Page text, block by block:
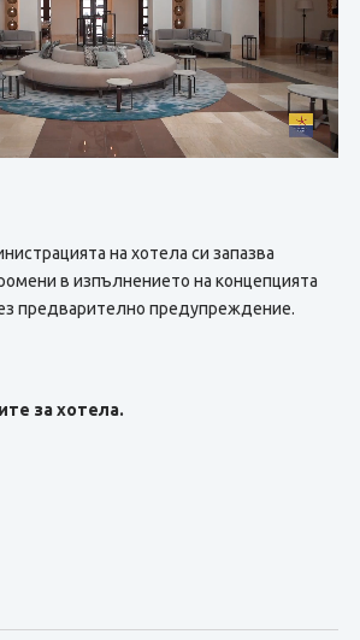
на хотела си запазва
в изпълнението на концепцията
предварително предупреждение.
за хотела.